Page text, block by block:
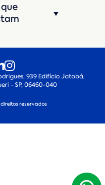
939 Edifício Jatobá,
- SP, 06460-040
reservados
*